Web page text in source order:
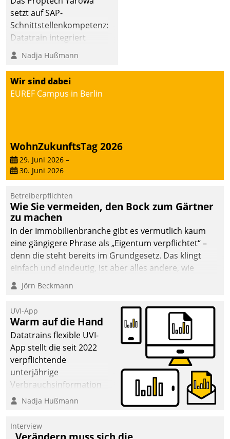
setzt auf SAP-
Schnittstellenkompetenz:
Datatrain integriert
Yarowas Portal zur
Vergabe und Verwaltung
von Aufträgen der
operativen
Instandhaltung in die
– und beschleunigt damit
den Weg vom
Mieteranliegen zum
Nadja Hußmann
Wir sind dabei
EUREF Campus in Berlin
WohnZukunftsTag 2026
29. Juni 2026 –
30. Juni 2026
Betreiberpflichten
Wie Sie vermeiden, den Bock zum Gärtner
zu machen
In der Immobilienbranche gibt es vermutlich kaum
eine gängigere Phrase als „Eigentum verpflichtet“ –
denn die steht bereits im Grundgesetz. Das klingt
einfach und eindeutig, ist aber alles andere, wie
Branchenbeschäftigte wissen. Denn mit der
Verantwortung folgen Verpflichtungen.
Jörn Beckmann
UVI-App
Warm auf die Hand
Datatrains flexible UVI-
App stellt die seit 2022
verpflichtende
unterjährige
Verbrauchsinformation
schnell, zuverlässig und
Die monatlichen
Mitteilungen zum
Nadja Hußmann
Interview